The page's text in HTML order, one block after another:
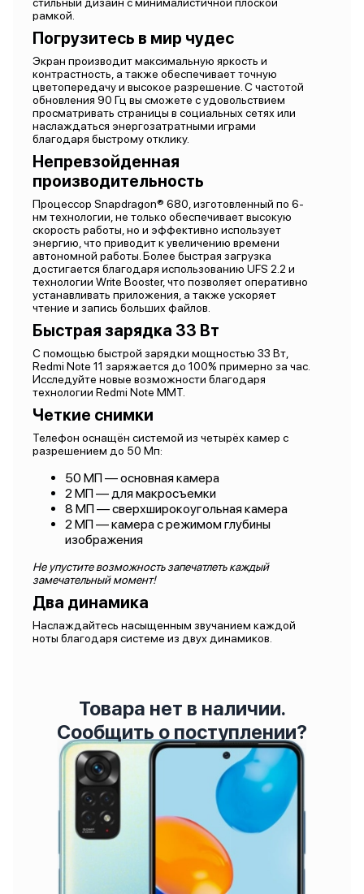
рамкой.
Погрузитесь в мир чудес
Экран производит максимальную яркость и
контрастность, а также обеспечивает точную
цветопередачу и высокое разрешение. С частотой
обновления 90 Гц вы сможете с удовольствием
просматривать страницы в социальных сетях или
наслаждаться энергозатратными играми
благодаря быстрому отклику.
Непревзойденная
производительность
Процессор Snapdragon® 680, изготовленный по 6-
нм технологии, не только обеспечивает высокую
скорость работы, но и эффективно использует
энергию, что приводит к увеличению времени
автономной работы. Более быстрая загрузка
достигается благодаря использованию UFS 2.2 и
технологии Write Booster, что позволяет оперативно
устанавливать приложения, а также ускоряет
чтение и запись больших файлов.
Быстрая зарядка 33 Вт
С помощью быстрой зарядки мощностью 33 Вт,
Redmi Note 11 заряжается до 100% примерно за час.
Исследуйте новые возможности благодаря
технологии Redmi Note MMT.
Четкие снимки
Телефон оснащён системой из четырёх камер с
разрешением до 50 Мп:
50 МП — основная камера
2 МП — для макросъемки
8 МП — сверхширокоугольная камера
2 МП — камера с режимом глубины
изображения
Не упустите возможность запечатлеть каждый
замечательный момент!
Два динамика
Наслаждайтесь насыщенным звучанием каждой
ноты благодаря системе из двух динамиков.
Товара нет в наличии.
Сообщить о поступлении?